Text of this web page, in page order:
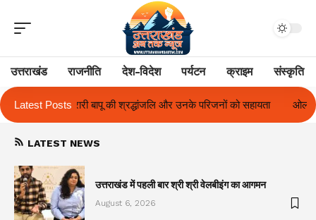
उत्तराखंड राजनीति देश-विदेश पर्यटन क्राइम संस्कृति
Latest Posts
उनके परिजनों को सहायता ओलंपस हाई के इंटर-हाउस फुटबॉल टूर्नामेंट में रिग
LATEST NEWS
उत्तराखंड में पहली बार श्री श्री वेलबीइंग का आगमन
August 6, 2026